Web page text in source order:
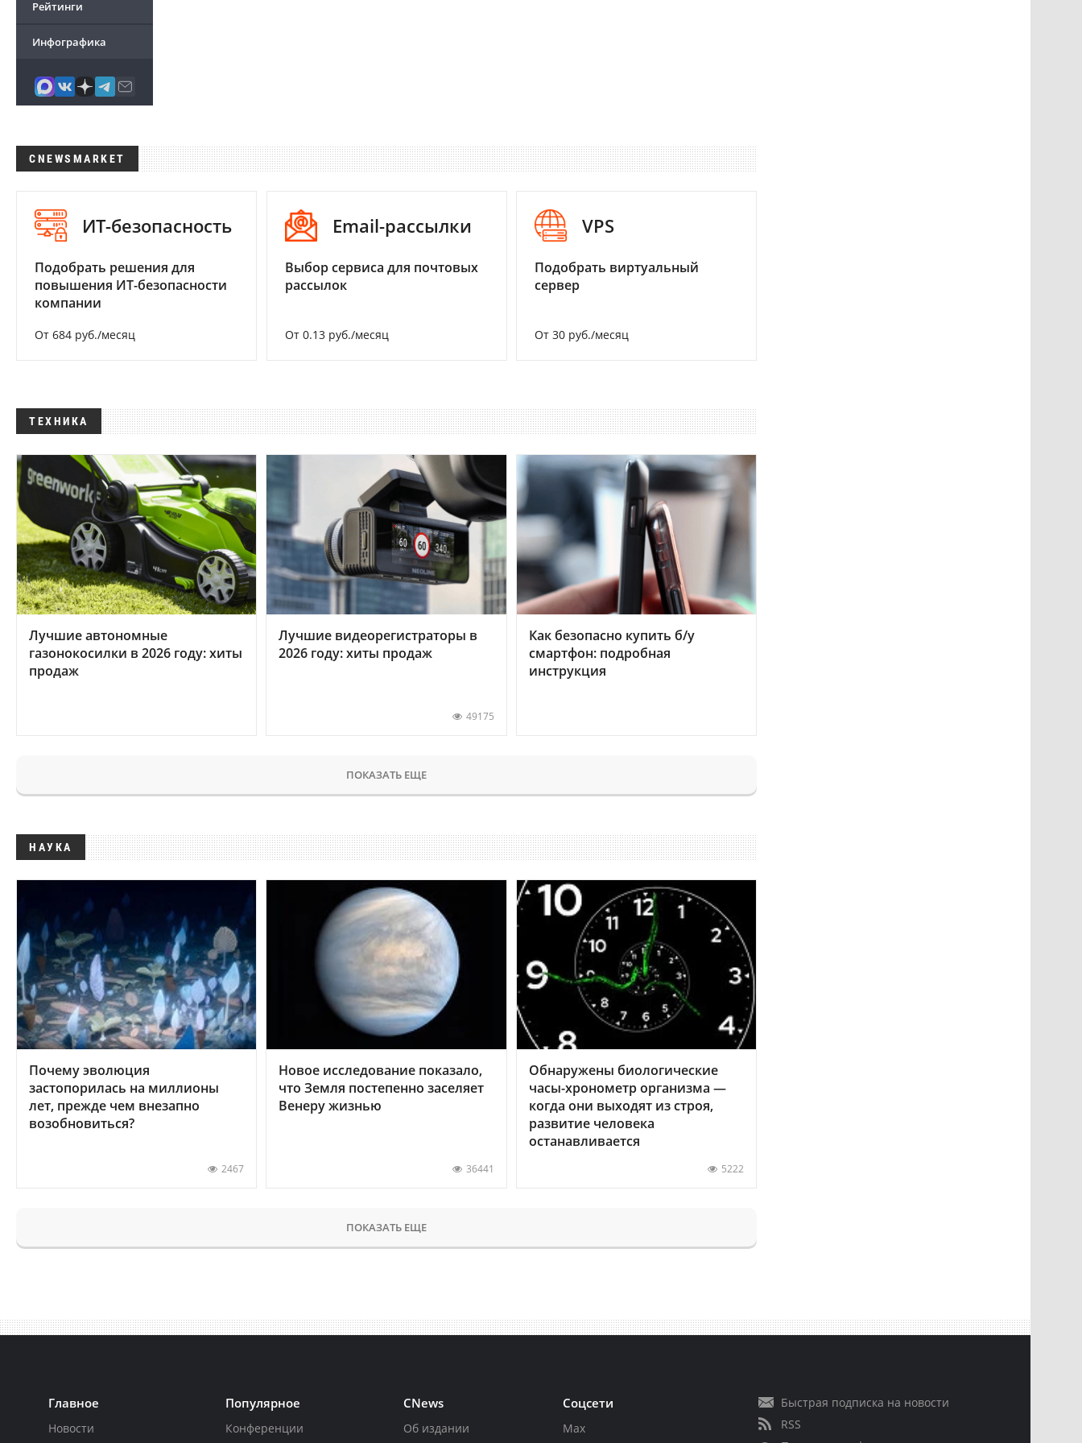
Рейтинги
Инфографика
CNEWSMARKET
ИТ-безопасность
Подобрать решения для
повышения ИТ-безопасности
компании
От 684 руб./месяц
Email-рассылки
Выбор сервиса для почтовых
рассылок
От 0.13 руб./месяц
VPS
Подобрать виртуальный
сервер
От 30 руб./месяц
ТЕХНИКА
Лучшие автономные
газонокосилки в 2026 году: хиты
продаж
Лучшие видеорегистраторы в
2026 году: хиты продаж
49175
Как безопасно купить б/у
смартфон: подробная
инструкция
ПОКАЗАТЬ ЕЩЕ
НАУКА
Почему эволюция
застопорилась на миллионы
лет, прежде чем внезапно
возобновиться?
2467
Новое исследование показало,
что Земля постепенно заселяет
Венеру жизнью
36441
Обнаружены биологические
часы-хронометр организма —
когда они выходят из строя,
развитие человека
останавливается
5222
ПОКАЗАТЬ ЕЩЕ
Главное
Новости
Популярное
Конференции
CNews
Об издании
Соцсети
Max
Быстрая подписка на новости
RSS